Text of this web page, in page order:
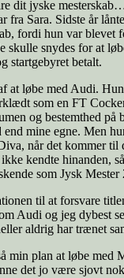
dit jyske
fra Sara. Sidste år
fordi hun var blevet
skulle snydes for at
startgebyret betalt.
at løbe med Audi.
som en FT
og bestemthed på
end mine egne. Men
når det kommer til
kendte hinanden,
som Jysk Mester
til at forsvare
Audi og jeg dybest
aldrig har trænet
min plan at løbe med
det jo være sjovt